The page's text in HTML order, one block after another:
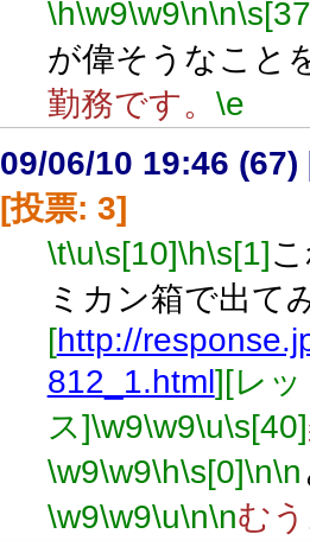
\h\w9\w9\n\n
が偉そうなこと
勤務です。 \e
09/06/10 19:46 (67)
[投票: 3]
\t\u\s[10]\h\s[1]
ミカン箱で出て
[http://
812_1.html ][レ
ス]\w9\w9\u\s[40]
\w9\w9\h\s[0]\n\n
\w9\w9\u\n\nむ